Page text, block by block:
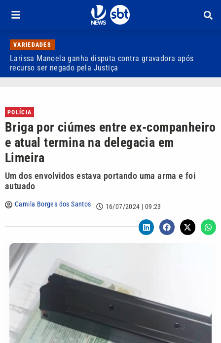
VARIEDADES
Larissa Manoela ganha disputa contra gravadora após
recurso ser negado pela Justiça
POLÍCIA
Briga por ciúmes entre ex-companheiro
e atual termina na delegacia em
Limeira
Um dos envolvidos estava portando uma arma e foi
autuado
Camila Borges dos Santos 16/07/2024 | 09:23